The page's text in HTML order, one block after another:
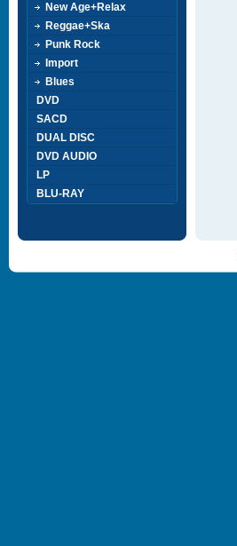
New Age+Relax
Reggae+Ska
Punk Rock
Import
Blues
DVD
SACD
DUAL DISC
DVD AUDIO
LP
BLU-RAY